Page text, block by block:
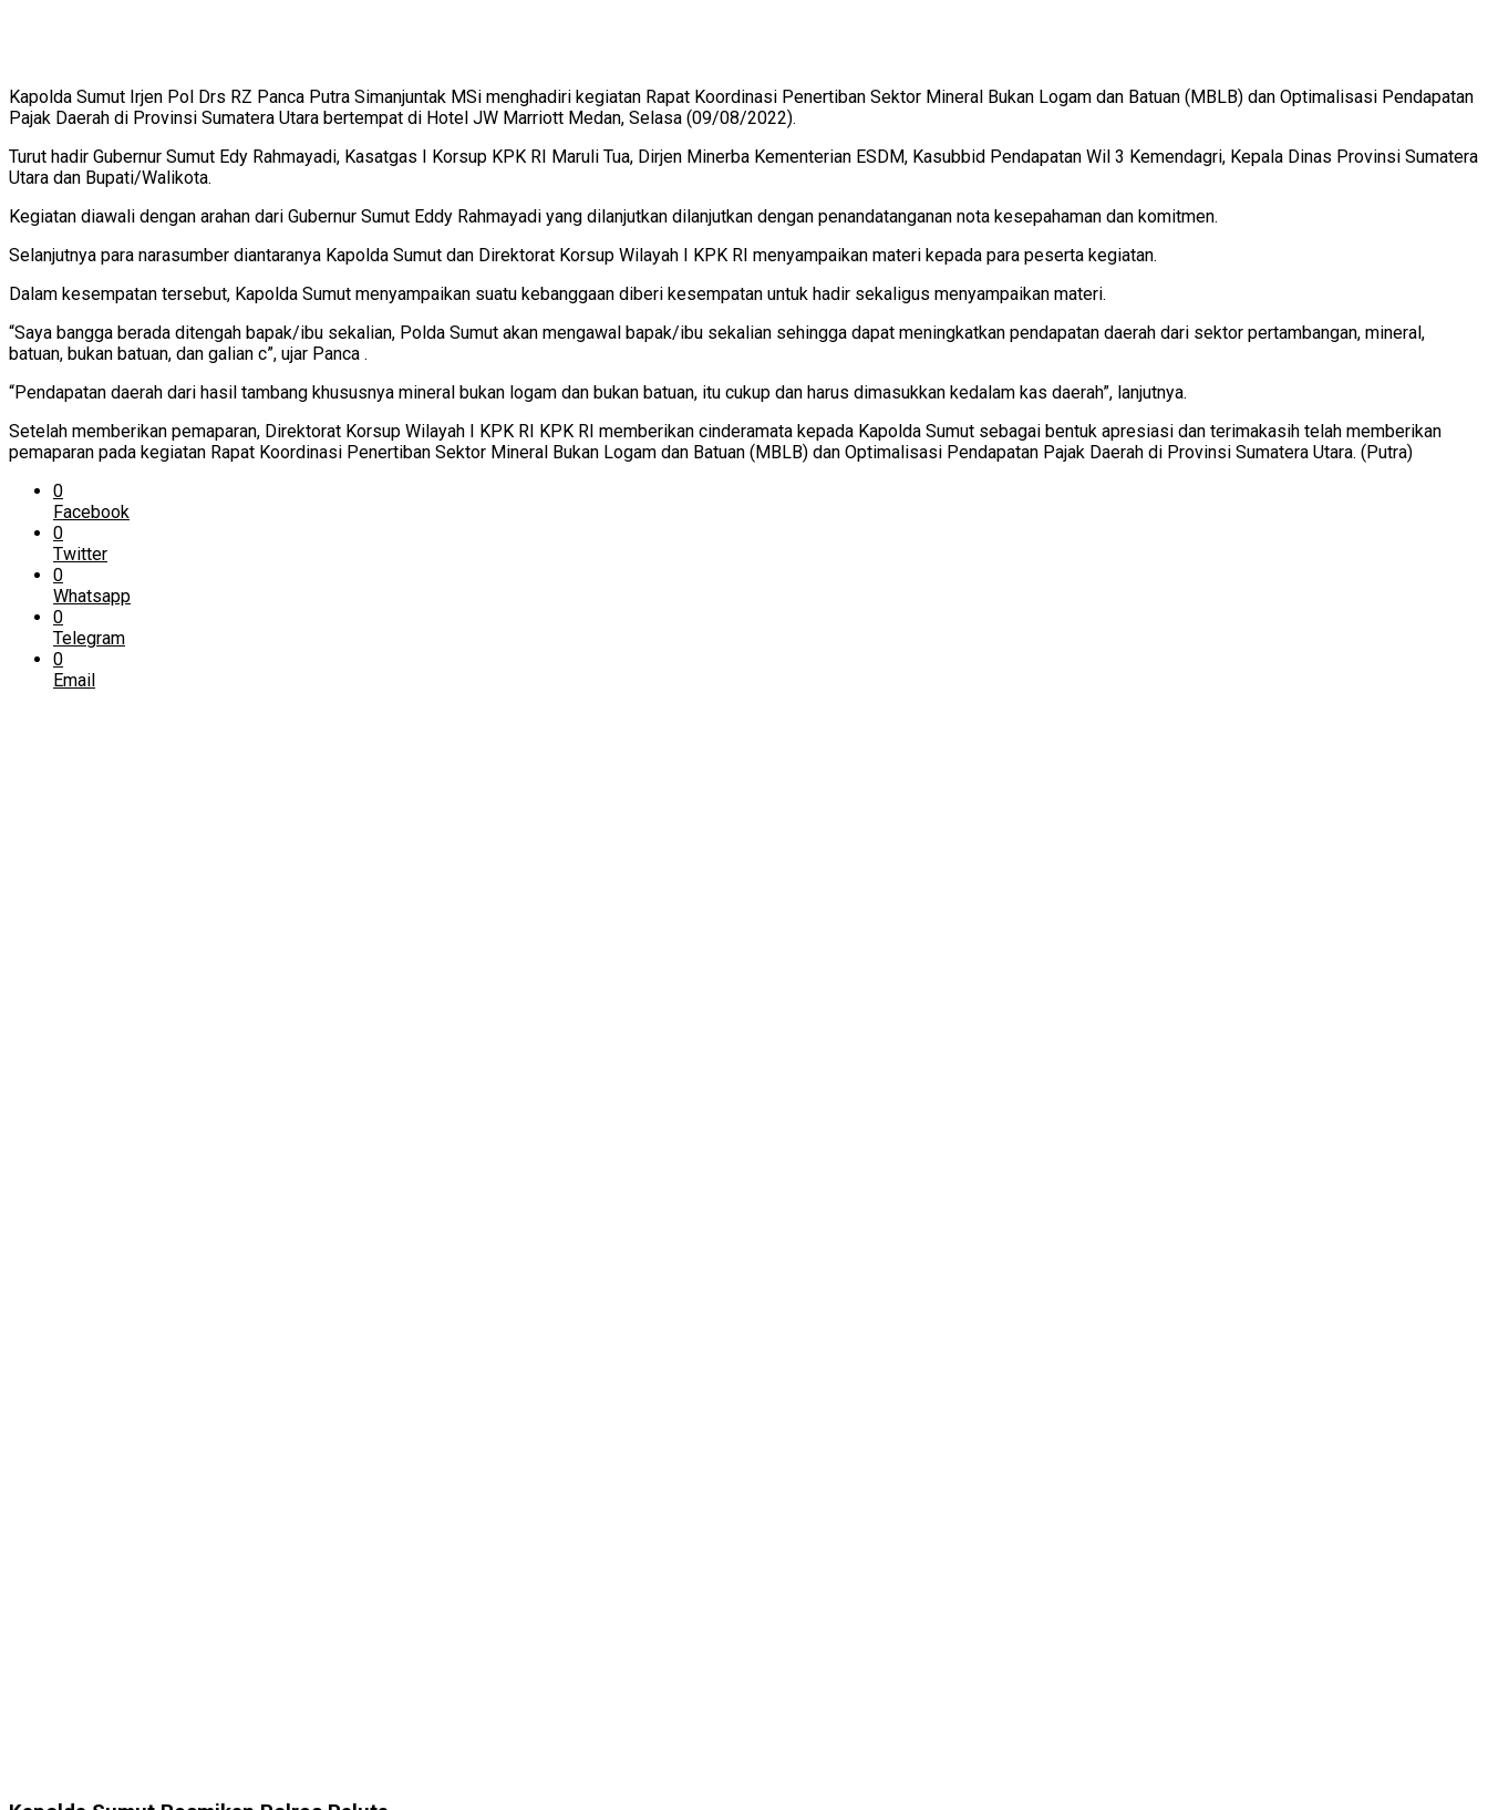
Kapolda Sumut Irjen Pol Drs RZ Panca Putra Simanjuntak MSi menghadiri kegiatan Rapat Koordinasi Penertiban Sektor Mineral Bukan Logam dan Batuan (MBLB) dan Optimalisasi Pendapatan
Pajak Daerah di Provinsi Sumatera Utara bertempat di Hotel JW Marriott Medan, Selasa (09/08/2022).
Turut hadir Gubernur Sumut Edy Rahmayadi, Kasatgas I Korsup KPK RI Maruli Tua, Dirjen Minerba Kementerian ESDM, Kasubbid Pendapatan Wil 3 Kemendagri, Kepala Dinas Provinsi Sumatera
Utara dan Bupati/Walikota.
Kegiatan diawali dengan arahan dari Gubernur Sumut Eddy Rahmayadi yang dilanjutkan dilanjutkan dengan penandatanganan nota kesepahaman dan komitmen.
Selanjutnya para narasumber diantaranya Kapolda Sumut dan Direktorat Korsup Wilayah I KPK RI menyampaikan materi kepada para peserta kegiatan.
Dalam kesempatan tersebut, Kapolda Sumut menyampaikan suatu kebanggaan diberi kesempatan untuk hadir sekaligus menyampaikan materi.
“Saya bangga berada ditengah bapak/ibu sekalian, Polda Sumut akan mengawal bapak/ibu sekalian sehingga dapat meningkatkan pendapatan daerah dari sektor pertambangan, mineral,
batuan, bukan batuan, dan galian c”, ujar Panca .
“Pendapatan daerah dari hasil tambang khususnya mineral bukan logam dan bukan batuan, itu cukup dan harus dimasukkan kedalam kas daerah”, lanjutnya.
Setelah memberikan pemaparan, Direktorat Korsup Wilayah I KPK RI KPK RI memberikan cinderamata kepada Kapolda Sumut sebagai bentuk apresiasi dan terimakasih telah memberikan
pemaparan pada kegiatan Rapat Koordinasi Penertiban Sektor Mineral Bukan Logam dan Batuan (MBLB) dan Optimalisasi Pendapatan Pajak Daerah di Provinsi Sumatera Utara. (Putra)
0
Facebook
0
Twitter
0
Whatsapp
0
Telegram
0
Email